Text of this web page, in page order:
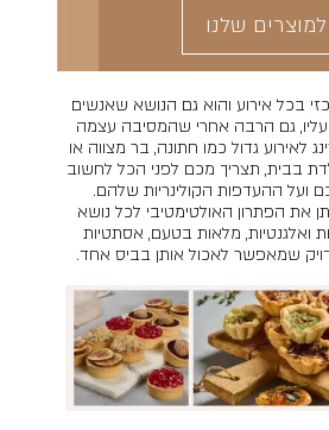
למוצרים שלנו
בכל אירוע והוא גם הנושא שאנשים
עליו, גם הרבה אחרי שהמסיבה עצמה
לאירוע גדול כמו חתונה, בר מצווה או
בבית, תצריך מכם לפני הכל לחשוב
ועל ההעדפות הקולינריות שלהם.
את הפתרון האולטימטיבי לכל נושא
ואלגנטיות, מלאות בטעם, אסתטיות
שמאפשר לאכול אותן בביס אחד.